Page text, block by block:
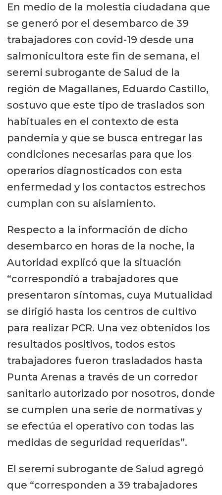
En medio de la molestia ciudadana que
se generó por el desembarco de 39
trabajadores con covid-19 desde una
salmonicultora este fin de semana, el
seremi subrogante de Salud de la
región de Magallanes, Eduardo Castillo,
sostuvo que este tipo de traslados son
habituales en el contexto de esta
pandemia y que se busca entregar las
condiciones necesarias para que los
operarios diagnosticados con esta
enfermedad y los contactos estrechos
cumplan con su aislamiento.
Respecto a la información de dicho
desembarco en horas de la noche, la
Autoridad explicó que la situación
“correspondió a trabajadores que
presentaron síntomas, cuya Mutualidad
se dirigió hasta los centros de cultivo
para realizar PCR. Una vez obtenidos los
resultados positivos, todos estos
trabajadores fueron trasladados hasta
Punta Arenas a través de un corredor
sanitario autorizado por nosotros, donde
se cumplen una serie de normativas y
se efectúa el operativo con todas las
medidas de seguridad requeridas”.
El seremi subrogante de Salud agregó
que “corresponden a 39 trabajadores